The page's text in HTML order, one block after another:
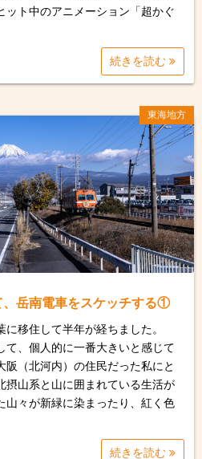
ット中のアニメーション「超かぐ
続きを読む
東海地方
、岳南電車をスケッチする①
に移住して半年が経ちました。
て、個人的に一番大きいと感じて
阪（北河内）の住民だった私にと
摂山系と山に囲まれている生活が
山々が新緑に染まったり、紅く色
続きを読む